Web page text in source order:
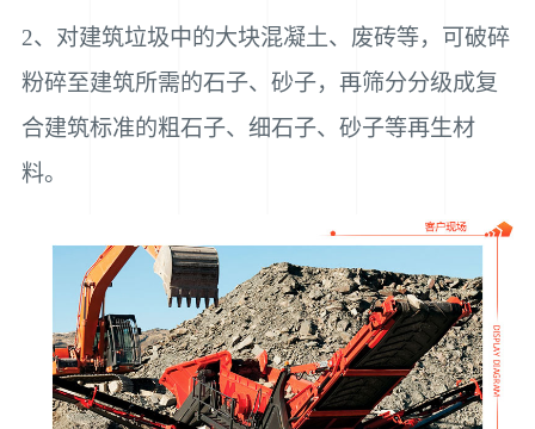
2、对建筑垃圾中的大块混凝土、废砖等，可破碎
粉碎至建筑所需的石子、砂子，再筛分分级成复
合建筑标准的粗石子、细石子、砂子等再生材
料。